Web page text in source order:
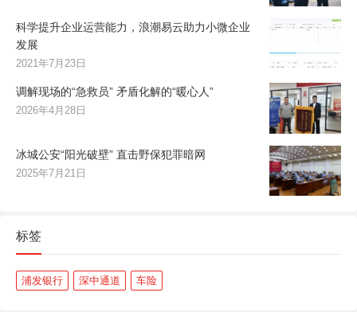
科学提升企业运营能力，浪潮易云助力小微企业
发展
2021年7月23日
调解现场的“急救员” 矛盾化解的“暖心人”
2026年4月28日
冰城公安“阳光破壁” 直击野保犯罪暗网
2025年7月21日
标签
浦发银行 深中通道 车险